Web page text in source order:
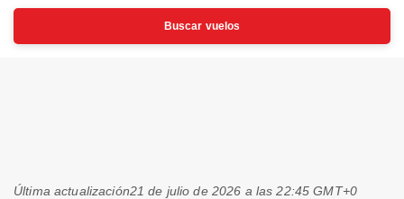
Buscar vuelos
Última actualización21 de julio de 2026 a las 22:45 GMT+0